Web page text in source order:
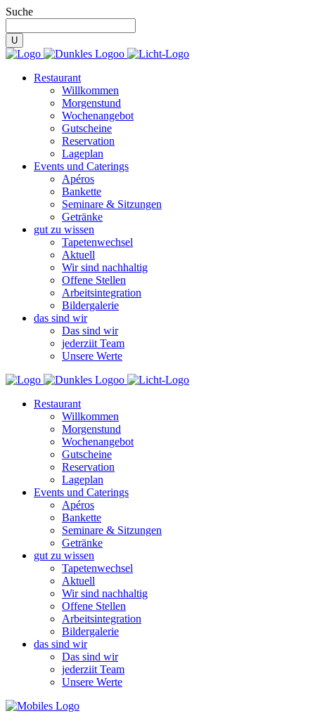
Suche
Restaurant
Willkommen
Morgenstund
Wochenangebot
Gutscheine
Reservation
Lageplan
Events und Caterings
Apéros
Bankette
Seminare & Sitzungen
Getränke
gut zu wissen
Tapetenwechsel
Aktuell
Wir sind nachhaltig
Offene Stellen
Arbeitsintegration
Bildergalerie
das sind wir
Das sind wir
jederziit Team
Unsere Werte
Restaurant
Willkommen
Morgenstund
Wochenangebot
Gutscheine
Reservation
Lageplan
Events und Caterings
Apéros
Bankette
Seminare & Sitzungen
Getränke
gut zu wissen
Tapetenwechsel
Aktuell
Wir sind nachhaltig
Offene Stellen
Arbeitsintegration
Bildergalerie
das sind wir
Das sind wir
jederziit Team
Unsere Werte